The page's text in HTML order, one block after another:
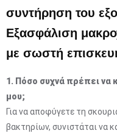
συντήρηση του
Εξασφάλιση
με σωστή
1. Πόσο συχνά πρέπει να
μου;
Για να αποφύγετε τη
βακτηρίων, συνιστάται να